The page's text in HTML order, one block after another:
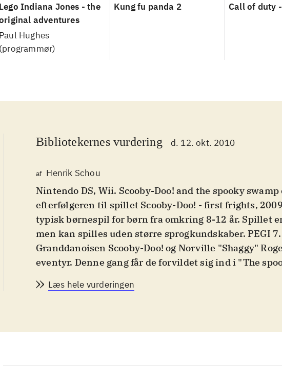
Lego Indiana Jones - the
adventures
Paul Hughes
(programmør)
Kung fu panda 2 Call of duty
Bibliotekernes vurdering d. 12. okt. 2010
af Henrik Schou
Nintendo DS, Wii. Scooby-Doo! and the spooky swamp
efterfølgeren til spillet Scooby-Doo! - first frights,
typisk børnespil for børn fra omkring 8-12 år. Spillet
men kan spilles uden større sprogkundskaber. PEGI 7
Granddanoisen Scooby-Doo! og Norville "Shaggy"
eventyr. Denne gang får de forvildet sig ind i "The
beboere, blandt andet Lila, som skal have hjælp til at
besejre fjender) og dette kan gøres med lige den
Fred og Velma at vælge mellem). Nogle af
Læs hele vurderingen